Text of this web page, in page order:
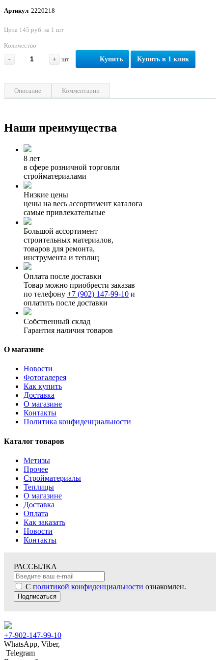
Артикул 2220218
Цена 145 руб. за 1 шт
Количество
-
+ шт Купить Купить в 1 клик
Описание Комментарии
Наши преимущества
8 лет
в сфере розничной торговли
стройматериалами
Низкие цены
цены на весь ассортимент каталога
самые привлекательные
Большой ассортимент
строительных материалов,
товаров для ремонта,
инструмента и теплиц
Оплата после доставки
Товар можно приобрести заказав
по телефону +7 (902) 147-99-10 и
оплатить после доставки
Собственный склад
Гарантия наличия товаров
О магазине
Новости
Фотогалерея
Как купить
Доставка
О магазине
Контакты
Политика конфиденциальности
Каталог товаров
Метизы
Прочее
Стройматериалы
Теплицы
О магазине
Доставка
Оплата
Как заказать
Новости
Контакты
РАССЫЛКА
С политикой конфиденциальности ознакомлен.
Подписаться
+7-902-147-99-10
WhatsApp, Viber,
Telegram